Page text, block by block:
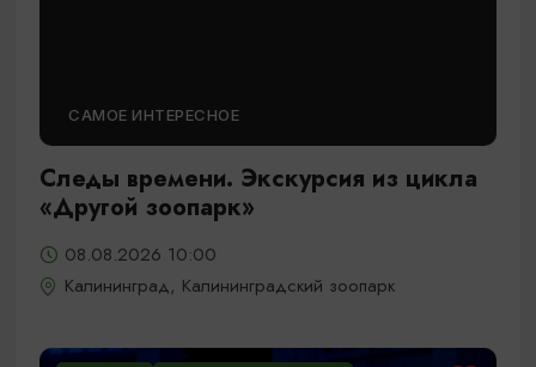
САМОЕ ИНТЕРЕСНОЕ
Следы времени. Экскурсия из цикла
«Другой зоопарк»
08.08.2026 10:00
Калининград, Калининградский зоопарк